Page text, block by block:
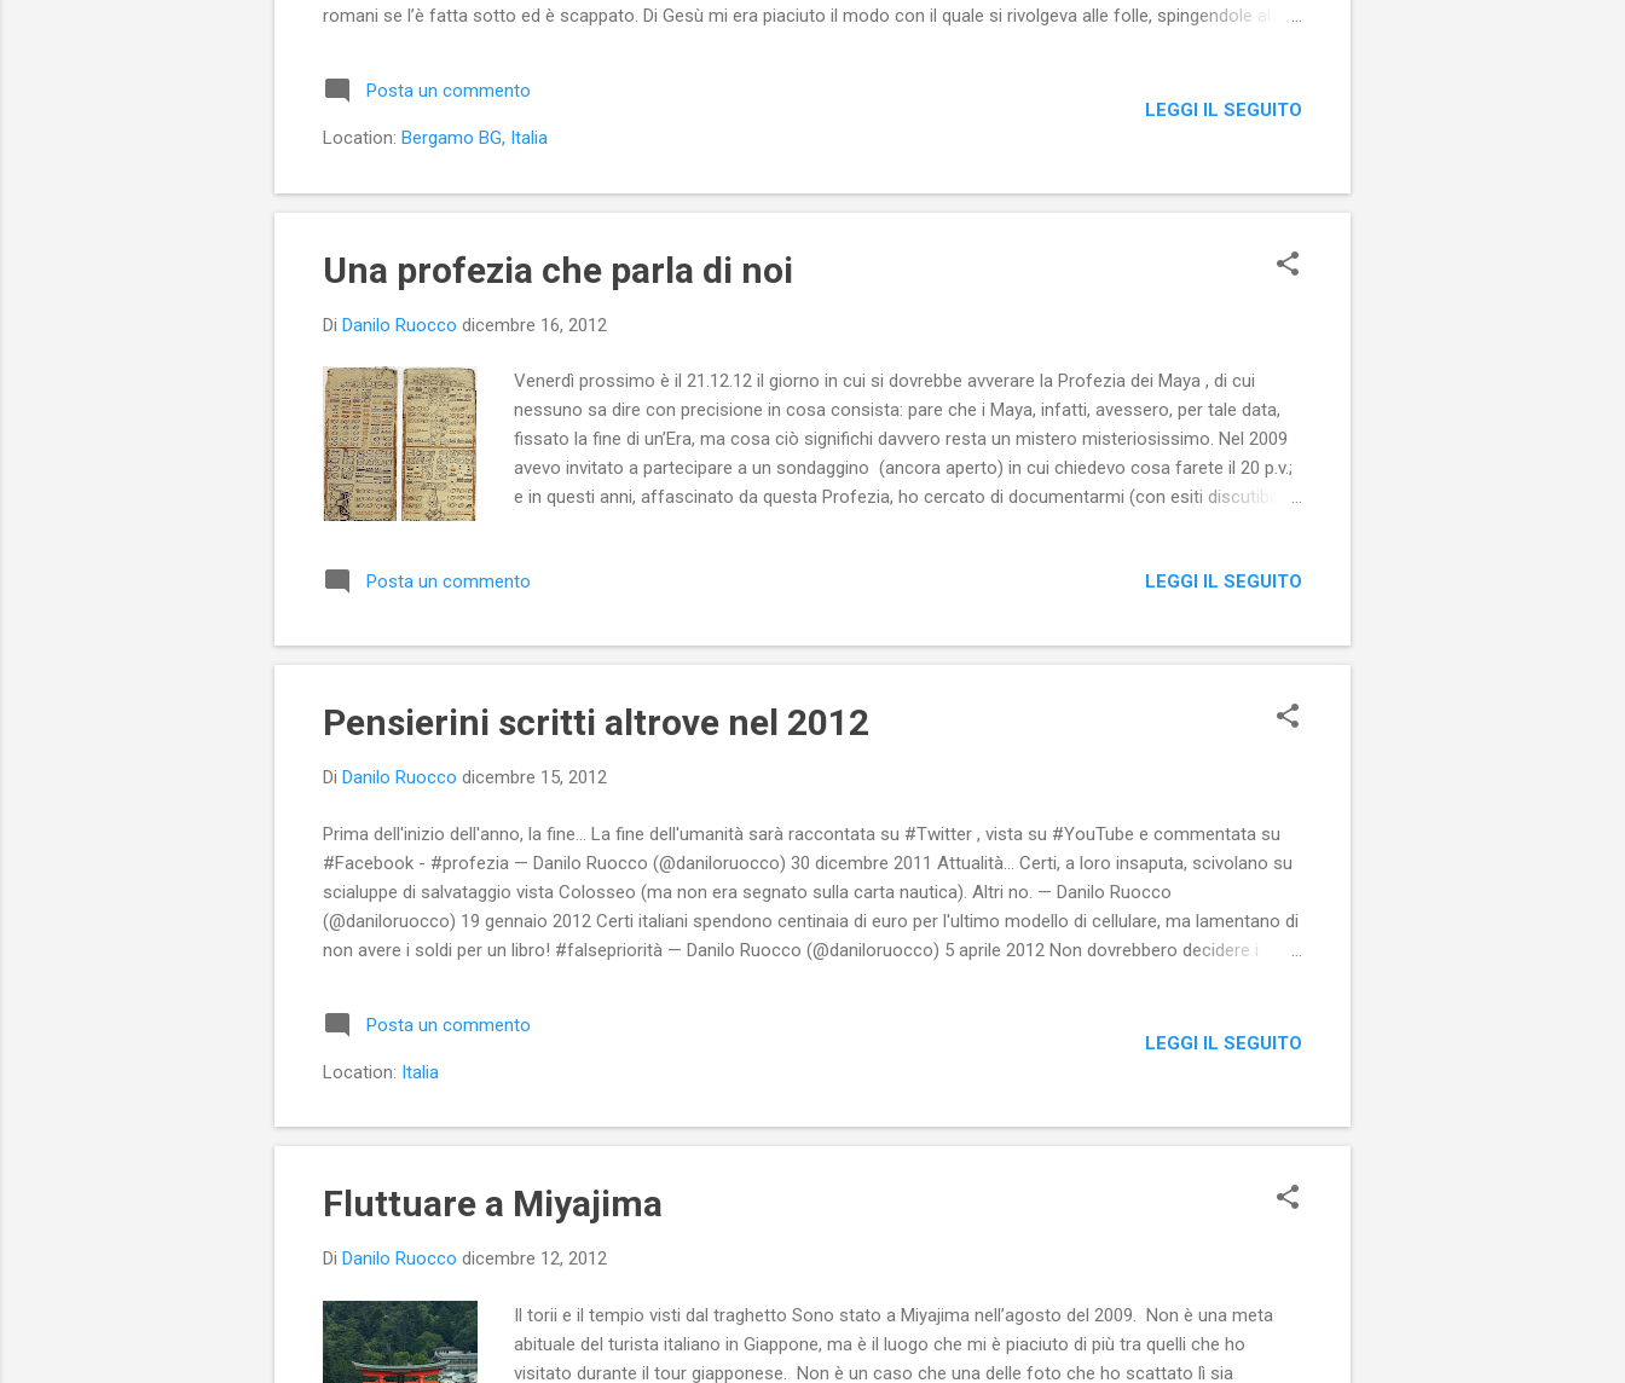
romani se l’è fatta sotto ed è scappato. Di Gesù mi era piaciuto il modo con il quale si rivolgeva alle folle, spingendole al
possedevano la forza delle sue parole. “Abbandonate il padre e la madre e seguitemi” diceva il Maestro e io lo avevo
seguito. “I tempi sono maturi e il Regno dei Cieli è vicino” e io avevo preso le poche cose davvero ne...
Posta un commento
Location: Bergamo BG, Italia
LEGGI IL SEGUITO
Una profezia che parla di noi
Di Danilo Ruocco dicembre 16, 2012
Venerdì prossimo è il 21.12.12 il giorno in cui si dovrebbe avverare la Profezia dei Maya , di cui
nessuno sa dire con precisione in cosa consista: pare che i Maya, infatti, avessero, per tale data,
fissato la fine di un’Era, ma cosa ciò significhi davvero resta un mistero misteriosissimo. Nel 2009
avevo invitato a partecipare a un sondaggino (ancora aperto) in cui chiedevo cosa farete il 20 p.v.;
e in questi anni, affascinato da questa Profezia, ho cercato di documentarmi (con esiti discutibili).
cogliere impreparati dagli imprevisti, perché... abbiamo previsto tutto, anche la proverbiale fine del
Parlerebbe della nostra sbornia di eff...
Posta un commento LEGGI IL SEGUITO
Pensierini scritti altrove nel 2012
Di Danilo Ruocco dicembre 15, 2012
Prima dell'inizio dell'anno, la fine... La fine dell'umanità sarà raccontata su #Twitter , vista su #YouTube e commentata su
#Facebook - #profezia — Danilo Ruocco (@daniloruocco) 30 dicembre 2011 Attualità... Certi, a loro insaputa, scivolano su
scialuppe di salvataggio vista Colosseo (ma non era segnato sulla carta nautica). Altri no. — Danilo Ruocco
(@daniloruocco) 19 gennaio 2012 Certi italiani spendono centinaia di euro per l'ultimo modello di cellulare, ma lamentano di
non avere i soldi per un libro! #falsepriorità — Danilo Ruocco (@daniloruocco) 5 aprile 2012 Non dovrebbero decidere i
Ruocco (@daniloruocco) 15 aprile 2012 In Italia non esiste una diffusa #antipolitica , ma stanchezza verso #partiti che non
fanno #Politica e politicanti maneggioni — Danilo Ruocco (@daniloruocco) 15 aprile 2012 ...
Posta un commento
Location: Italia
LEGGI IL SEGUITO
Fluttuare a Miyajima
Di Danilo Ruocco dicembre 12, 2012
Il torii e il tempio visti dal traghetto Sono stato a Miyajima nell’agosto del 2009. Non è una meta
abituale del turista italiano in Giappone, ma è il luogo che mi è piaciuto di più tra quelli che ho
visitato durante il tour giapponese. Non è un caso che una delle foto che ho scattato lì sia